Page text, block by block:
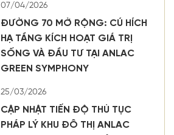
07/04/2026
ĐƯỜNG 70 MỞ RỘNG: CÚ HÍCH
HẠ TẦNG KÍCH HOẠT GIÁ TRỊ
SỐNG VÀ ĐẦU TƯ TẠI ANLAC
GREEN SYMPHONY
25/03/2026
CẬP NHẬT TIẾN ĐỘ THỦ TỤC
PHÁP LÝ KHU ĐÔ THỊ ANLAC